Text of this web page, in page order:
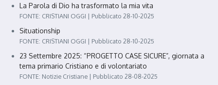
La Parola di Dio ha trasformato la mia vita
FONTE: CRISTIANI OGGI Pubblicato 28-10-2025
Situationship
FONTE: CRISTIANI OGGI Pubblicato 28-10-2025
23 Settembre 2025: “PROGETTO CASE SICURE”, giornata a
tema primario Cristiano e di volontariato
FONTE: Notizie Cristiane Pubblicato 28-08-2025